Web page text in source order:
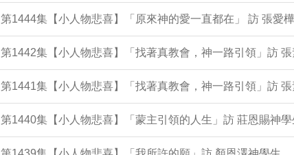
第1444集【小人物悲喜】「原來神的愛一直都在」 訪 張愛
第1442集【小人物悲喜】「找著真教會，神一路引領」訪 張
第1441集【小人物悲喜】「找著真教會，神一路引領」訪 張
第1440集【小人物悲喜】「蒙主引領的人生」訪 莊恩賜神學